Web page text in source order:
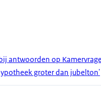
antwoorden op
groter dan jubelton'